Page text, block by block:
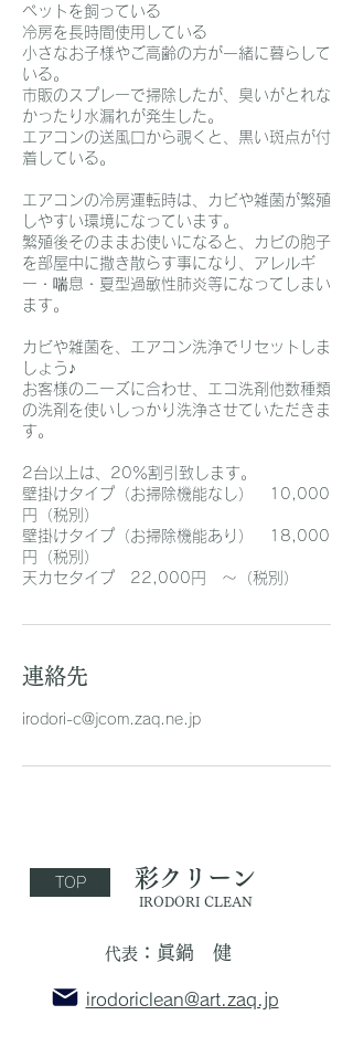
ペットを飼っている
冷房を長時間使用している
小さなお子様やご高齢の方が一緒に暮らして
いる。
市販のスプレーで掃除したが、臭いがとれな
かったり水漏れが発生した。
エアコンの送風口から覗くと、黒い斑点が付
着している。
エアコンの冷房運転時は、カビや雑菌が繁殖
しやすい環境になっています。
繁殖後そのままお使いになると、カビの胞子
を部屋中に撒き散らす事になり、アレルギ
ー・喘息・夏型過敏性肺炎等になってしまい
ます。
カビや雑菌を、エアコン洗浄でリセットしま
しょう♪
お客様のニーズに合わせ、エコ洗剤他数種類
の洗剤を使いしっかり洗浄させていただきま
す。
2台以上は、20％割引致します。
壁掛けタイプ（お掃除機能なし） 10,000
円（税別）
壁掛けタイプ（お掃除機能あり） 18,000
円（税別）
天カセタイプ 22,000円 ～（税別）
連絡先
irodori-c@jcom.zaq.ne.jp
TOP 彩クリーン
IRODORI CLEAN
​代表 ：眞鍋 健
irodoriclean@art.zaq.jp